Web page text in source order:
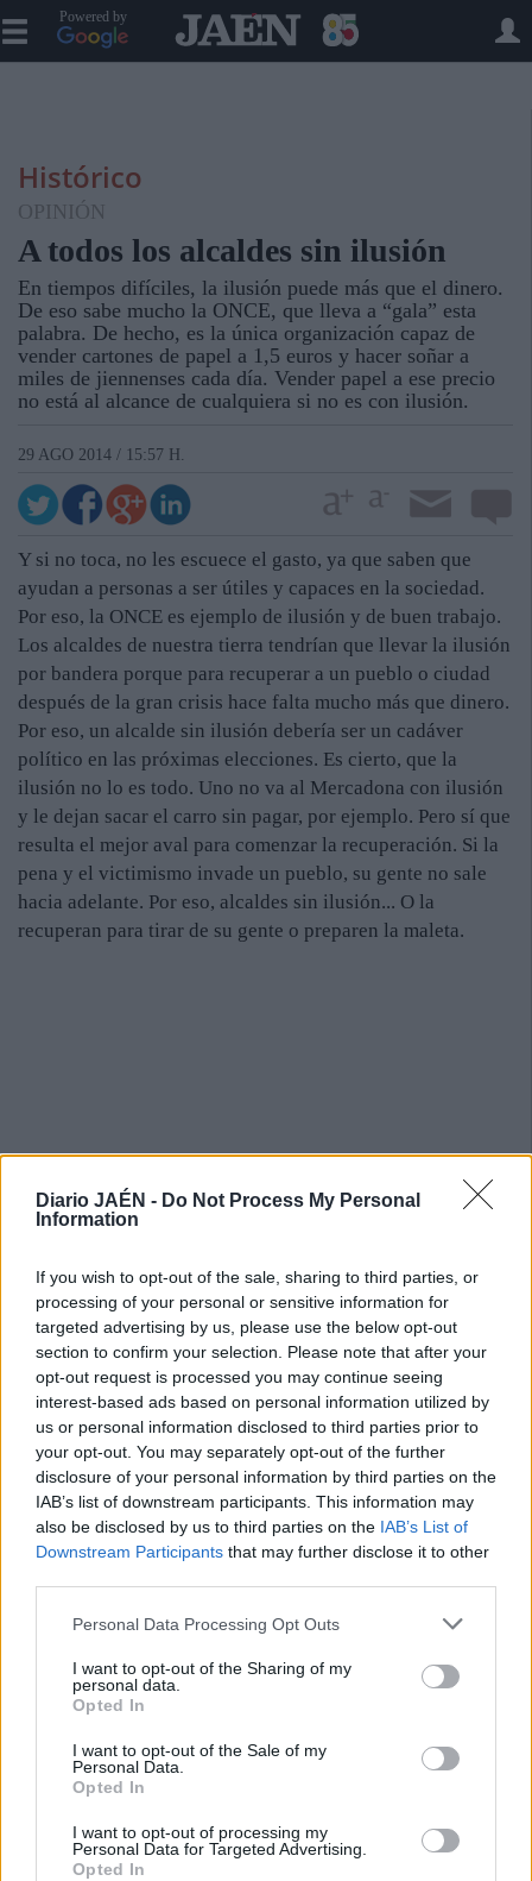
Diario JAÉN - Do Not Process My Personal
Information
If you wish to opt-out of the sale, sharing to third parties, or
processing of your personal or sensitive information for
targeted advertising by us, please use the below opt-out
section to confirm your selection. Please note that after your
opt-out request is processed you may continue seeing
interest-based ads based on personal information utilized by
us or personal information disclosed to third parties prior to
your opt-out. You may separately opt-out of the further
disclosure of your personal information by third parties on the
IAB’s list of downstream participants. This information may
also be disclosed by us to third parties on the IAB’s List of
Downstream Participants that may further disclose it to other
Personal Data Processing Opt Outs
I want to opt-out of the Sharing of my
personal data.
Opted In
I want to opt-out of the Sale of my
Personal Data.
Opted In
I want to opt-out of processing my
Personal Data for Targeted Advertising.
Opted In
Powered by
Histórico
OPINIÓN
A todos los alcaldes sin ilusión
En tiempos difíciles, la ilusión puede más que el dinero.
De eso sabe mucho la ONCE, que lleva a “gala” esta
palabra. De hecho, es la única organización capaz de
vender cartones de papel a 1,5 euros y hacer soñar a
miles de jiennenses cada día. Vender papel a ese precio
no está al alcance de cualquiera si no es con ilusión.
29 AGO 2014 / 15:57 H.
Y si no toca, no les escuece el gasto, ya que saben que
ayudan a personas a ser útiles y capaces en la sociedad.
Por eso, la ONCE es ejemplo de ilusión y de buen trabajo.
Los alcaldes de nuestra tierra tendrían que llevar la ilusión
por bandera porque para recuperar a un pueblo o ciudad
después de la gran crisis hace falta mucho más que dinero.
Por eso, un alcalde sin ilusión debería ser un cadáver
político en las próximas elecciones. Es cierto, que la
ilusión no lo es todo. Uno no va al Mercadona con ilusión
y le dejan sacar el carro sin pagar, por ejemplo. Pero sí que
resulta el mejor aval para comenzar la recuperación. Si la
pena y el victimismo invade un pueblo, su gente no sale
hacia adelante. Por eso, alcaldes sin ilusión... O la
recuperan para tirar de su gente o preparen la maleta.